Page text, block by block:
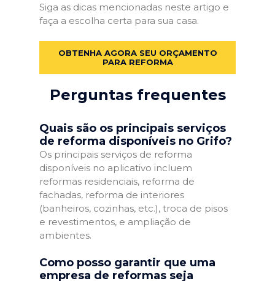
Siga as dicas mencionadas neste artigo e
faça a escolha certa para sua casa.
OBTENHA AGORA SEU ORÇAMENTO
PARA REFORMA
Perguntas frequentes
Quais são os principais serviços
de reforma disponíveis no Grifo?
Os principais serviços de reforma
disponíveis no aplicativo incluem
reformas residenciais, reforma de
fachadas, reforma de interiores
(banheiros, cozinhas, etc.), troca de pisos
e revestimentos, e ampliação de
ambientes.
Como posso garantir que uma
empresa de reformas seja